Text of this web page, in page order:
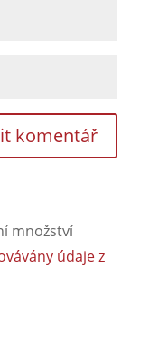
množství
údaje z